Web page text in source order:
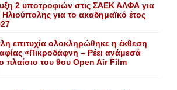
2 υποτροφιών στις ΣΑΕΚ ΑΛΦΑ για
Ηλιούπολης για το ακαδημαϊκό έτος
επιτυχία ολοκληρώθηκε η έκθεση
«Πικροδάφνη – Ρέει ανάμεσά
πλαίσιο του 9ου Open Air Film